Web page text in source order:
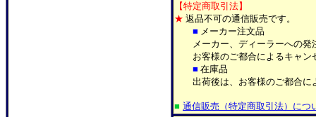
【特定商取引法】
★ 返品不可の通信販売です。
■ メーカー注文品
メーカー、ディーラーへの発
お客様のご都合によるキャン
■ 在庫品
出荷後は、お客様のご都合に
■ 通信販売（特定商取引法）につ